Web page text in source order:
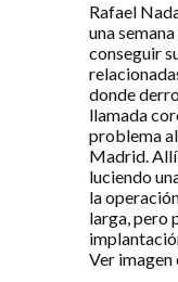
Rafael
una
conseguir
donde
llamada
problema
Madrid.
luciendo
la
larga, pero
Ver